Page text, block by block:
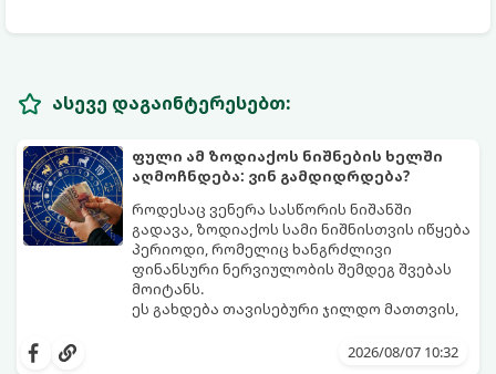
ასევე დაგაინტერესებთ:
ფული ამ ზოდიაქოს ნიშნების ხელში
აღმოჩნდება: ვინ გამდიდრდება?
როდესაც ვენერა სასწორის ნიშანში
გადავა, ზოდიაქოს სამი ნიშნისთვის იწყება
პერიოდი, რომელიც ხანგრძლივი
ფინანსური ნერვიულობის შემდეგ შვებას
მოიტანს.
ეს გახდება თავისებური ჯილდო მათთვის,
იჩენდა და სირთულეების მიუხედავად წინ
2026/08/07 10:32